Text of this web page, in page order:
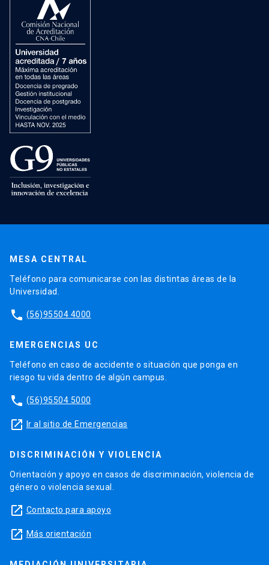
MESA CENTRAL
Teléfono para comunicarse con las distintas áreas de la
Universidad.
phone (56)95504 4000
EMERGENCIAS UC
Teléfono en caso de accidente o situación que ponga en
riesgo tu vida dentro de algún campus.
phone (56)95504 5000
launch Ir al sitio de Emergencias
DISCRIMINACIÓN Y VIOLENCIA
Orientación y apoyo en casos de discriminación, violencia de
género o violencia sexual.
launch Contacto para apoyo
launch Más orientación